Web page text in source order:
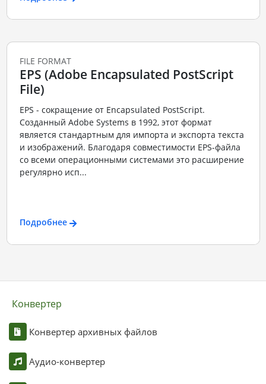
FILE FORMAT
EPS (Adobe Encapsulated PostScript
File)
EPS - сокращение от Encapsulated PostScript.
Созданный Adobe Systems в 1992, этот формат
является стандартным для импорта и экспорта текста
и изображений. Благодаря совместимости EPS-файла
со всеми операционными системами это расширение
регулярно исп...
Подробнее
Конвертер
Конвертер архивных файлов
Аудио-конвертер